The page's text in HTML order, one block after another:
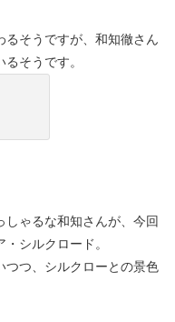
そうですが、和知徹さん
そうです。
しゃるな和知さんが、今回
シルクロード。
つ、シルクローとの景色